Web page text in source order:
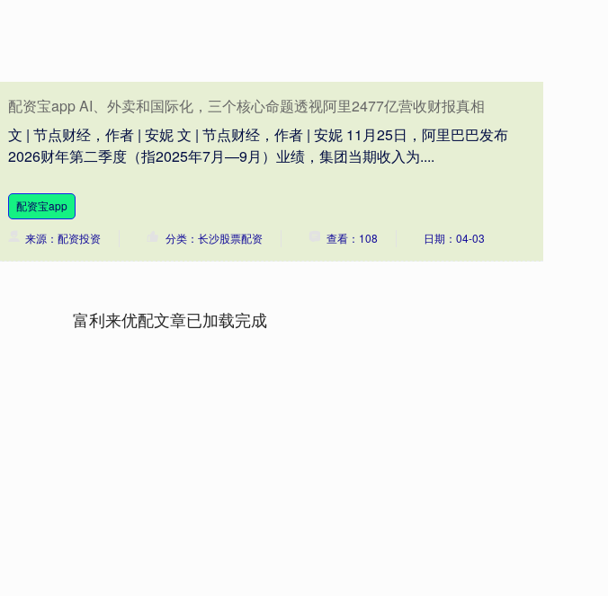
配资宝app AI、外卖和国际化，三个核心命题透视阿里2477亿营收财报真相
文 | 节点财经，作者 | 安妮 文 | 节点财经，作者 | 安妮 11月25日，阿里巴巴发布
2026财年第二季度（指2025年7月—9月）业绩，集团当期收入为....
配资宝app
来源：配资投资 分类：长沙股票配资 查看：108 日期：04-03
富利来优配文章已加载完成